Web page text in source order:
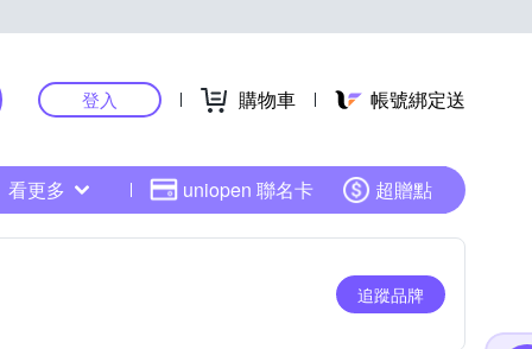
登入 購物車 帳號綁定送
看更多 uniopen 聯名卡 超贈點
追蹤品牌